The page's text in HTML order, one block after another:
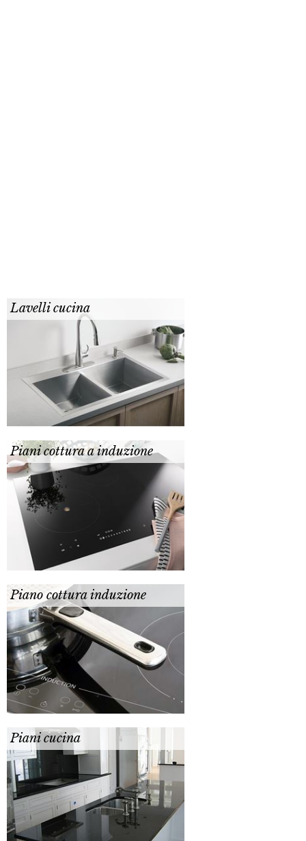
Lavelli cucina
Piani cottura a induzione
Piano cottura induzione
Piani cucina